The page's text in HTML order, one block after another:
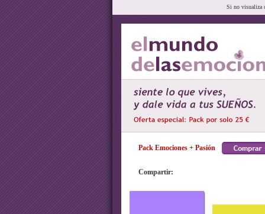
Si no visualiza
Pack Emociones + Pasión
Compartir: